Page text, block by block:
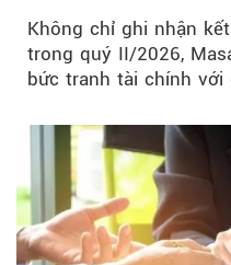
Không chỉ ghi nhận
trong quý II/2026,
bức tranh tài chính